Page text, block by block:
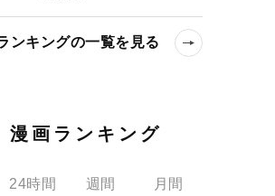
ンキングの一覧を見る
漫画ランキング
24時間 週間 月間